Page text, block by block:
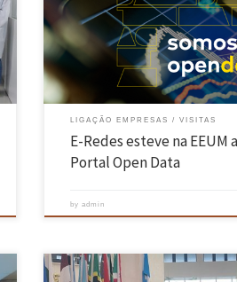
Portal Open Data, a uma audiência
licenciatura e mestrado em Engenharia
utilização dos dados deste Portal na
LIGAÇÃO EMPRESAS VISITAS
E-Redes esteve na EEUM
Portal Open Data
byadmin